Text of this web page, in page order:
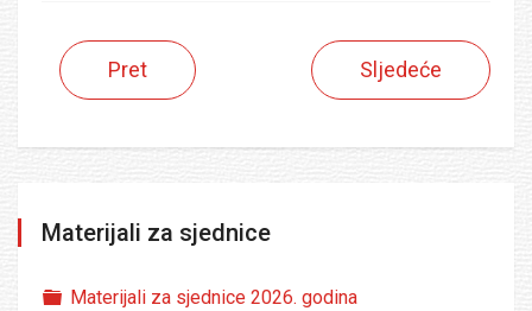
Pret Sljedeće
Materijali za sjednice
Folder
Materijali za sjednice 2026. godina